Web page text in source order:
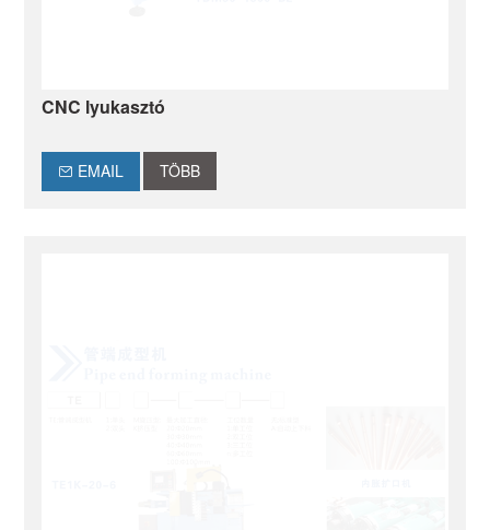
CNC lyukasztó
EMAIL TÖBB